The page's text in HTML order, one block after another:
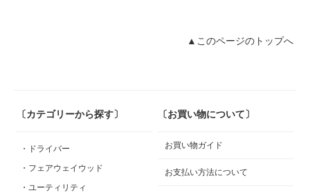
▲このページのトップへ
〔カテゴリーから探す〕
・ドライバー
・フェアウェイウッド
・ユーティリティ
〔お買い物について〕
お買い物ガイド
お支払い方法について